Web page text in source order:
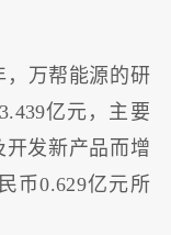
，万帮能源的研
亿元，主要
发新产品而增
币0.629亿元所